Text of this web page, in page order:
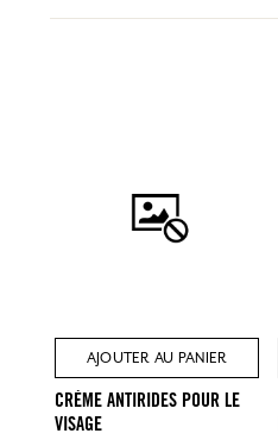
AJOUTER AU PANIER
CRÈME ANTIRIDES POUR LE
VISAGE